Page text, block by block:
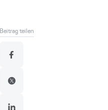
Beitrag teilen